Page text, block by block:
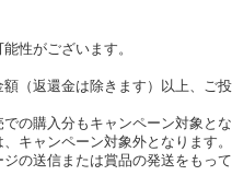
性がございます。
（返還金は除きます）以上、ご
の購入分もキャンペーン対象と
キャンペーン対象外となります。
の送信または賞品の発送をもっ